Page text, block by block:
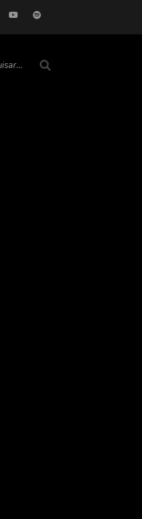
As controvérsias que marcam o cenário político e econômico nacional